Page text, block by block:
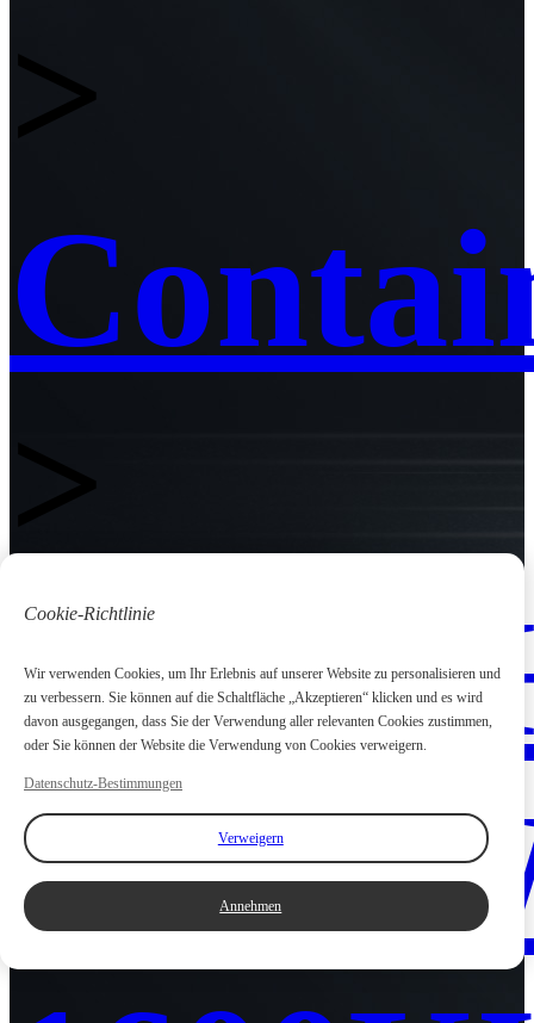
>
Cookie-Richtlinie
Wir verwenden Cookies, um Ihr Erlebnis auf unserer Website zu personalisieren und
zu verbessern. Sie können auf die Schaltfläche „Akzeptieren“ klicken und es wird
davon ausgegangen, dass Sie der Verwendung aller relevanten Cookies zustimmen,
oder Sie können der Website die Verwendung von Cookies verweigern.
Datenschutz-Bestimmungen
Verweigern
Annehmen